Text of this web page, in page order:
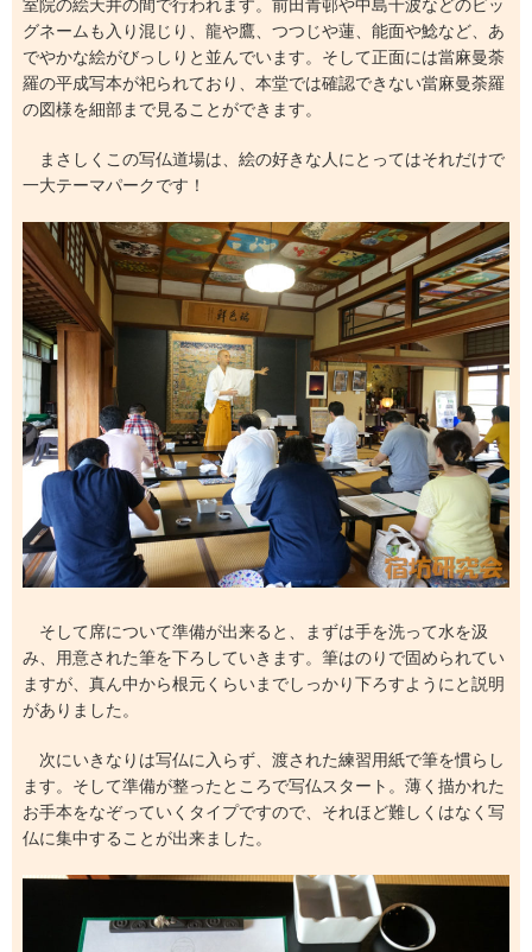
室院の絵天井の間で行われます。前田青邨や中島千波などのビッ
グネームも入り混じり、龍や鷹、つつじや蓮、能面や鯰など、あ
でやかな絵がびっしりと並んでいます。そして正面には當麻曼荼
羅の平成写本が祀られており、本堂では確認できない當麻曼荼羅
の図様を細部まで見ることができます。
まさしくこの写仏道場は、絵の好きな人にとってはそれだけで
一大テーマパークです！
そして席について準備が出来ると、まずは手を洗って水を汲
み、用意された筆を下ろしていきます。筆はのりで固められてい
ますが、真ん中から根元くらいまでしっかり下ろすようにと説明
がありました。
次にいきなりは写仏に入らず、渡された練習用紙で筆を慣らし
ます。そして準備が整ったところで写仏スタート。薄く描かれた
お手本をなぞっていくタイプですので、それほど難しくはなく写
仏に集中することが出来ました。